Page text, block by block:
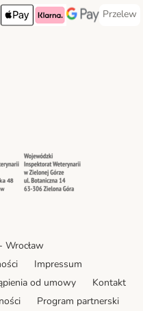
Method
Apple Pay Payment Method
Klarna Payment Method
Google Pay
Przelew
Przelew
Method
Security
Wrocław
Impressum
od umowy
Kontakt
Program partnerski